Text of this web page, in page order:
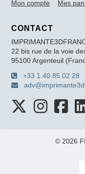
Mon compte Mes
CONTACT
22 bis rue de la voie
95100 Argenteuil
+33 1 40 85 02 28
© 2026